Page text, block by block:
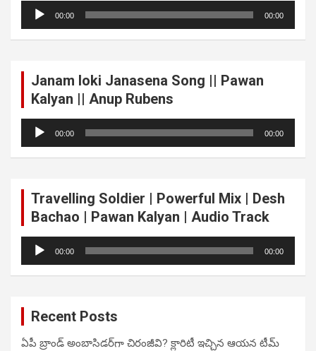
Audio
Player
00:00 00:00
Janam loki Janasena Song || Pawan
Kalyan || Anup Rubens
Audio
Player
00:00 00:00
Travelling Soldier | Powerful Mix | Desh
Bachao | Pawan Kalyan | Audio Track
Audio
Player
00:00 00:00
Recent Posts
ఏపీ బ్రాండ్ అంబాసిడర్‌గా చిరంజీవి? క్లారిటీ ఇచ్చిన ఆయన టీమ్